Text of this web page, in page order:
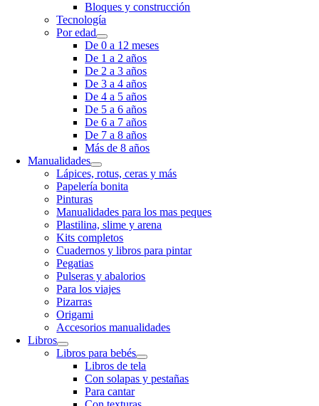
Bloques y construcción
Tecnología
Por edad
De 0 a 12 meses
De 1 a 2 años
De 2 a 3 años
De 3 a 4 años
De 4 a 5 años
De 5 a 6 años
De 6 a 7 años
De 7 a 8 años
Más de 8 años
Manualidades
Lápices, rotus, ceras y más
Papelería bonita
Pinturas
Manualidades para los mas peques
Plastilina, slime y arena
Kits completos
Cuadernos y libros para pintar
Pegatias
Pulseras y abalorios
Para los viajes
Pizarras
Origami
Accesorios manualidades
Libros
Libros para bebés
Libros de tela
Con solapas y pestañas
Para cantar